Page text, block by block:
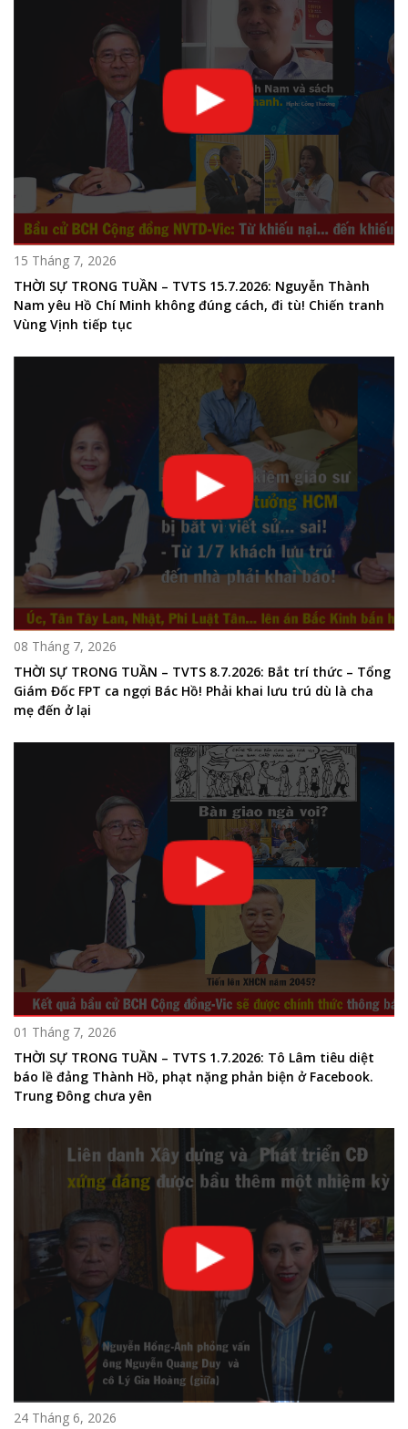
15 Tháng 7, 2026
THỜI SỰ TRONG TUẦN – TVTS 15.7.2026: Nguyễn Thành
Nam yêu Hồ Chí Minh không đúng cách, đi tù! Chiến tranh
Vùng Vịnh tiếp tục
08 Tháng 7, 2026
THỜI SỰ TRONG TUẦN – TVTS 8.7.2026: Bắt trí thức – Tổng
Giám Đốc FPT ca ngợi Bác Hồ! Phải khai lưu trú dù là cha
mẹ đến ở lại
01 Tháng 7, 2026
THỜI SỰ TRONG TUẦN – TVTS 1.7.2026: Tô Lâm tiêu diệt
báo lề đảng Thành Hồ, phạt nặng phản biện ở Facebook.
Trung Đông chưa yên
24 Tháng 6, 2026